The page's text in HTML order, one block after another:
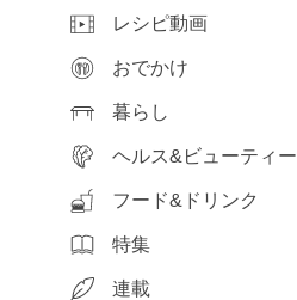
レシピ動画
おでかけ
暮らし
ヘルス&ビューティー
フード&ドリンク
特集
連載